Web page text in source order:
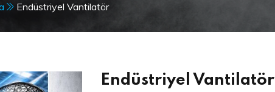
Endüstriyel Vantilatör
Endüstriyel Vantilatör